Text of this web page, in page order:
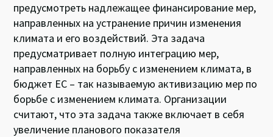
предусмотреть надлежащее финансирование мер,
направленных на устранение причин изменения
климата и его воздействий. Эта задача
предусматривает полную интеграцию мер,
направленных на борьбу с изменением климата, в
бюджет ЕС – так называемую активизацию мер по
борьбе с изменением климата. Организации
считают, что эта задача также включает в себя
увеличение планового показателя